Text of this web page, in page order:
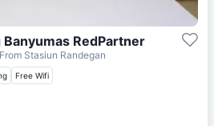
RedPartner
From Stasiun Randegan
Free Wifi